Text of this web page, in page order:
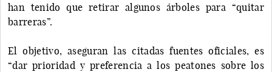
han tenido que retirar algunos árboles para “quitar
barreras”.
El objetivo, aseguran las citadas fuentes oficiales, es
“dar prioridad y preferencia a los peatones sobre los